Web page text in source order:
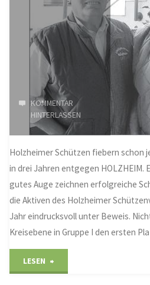
KOMMENTAR
HINTERLASSEN
Holzheimer Schützen fiebern schon
in drei Jahren entgegen HOLZHEIM.
gutes Auge zeichnen erfolgreiche
die Aktiven des Holzheimer
Jahr eindrucksvoll unter Beweis.
Kreisebene in Gruppe I den ersten
LESEN